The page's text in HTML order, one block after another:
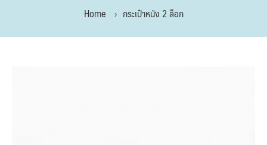
Home กระเป๋าหนัง 2 ล็อก